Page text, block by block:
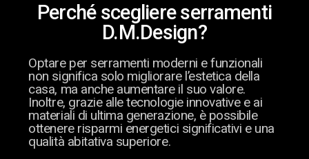
Perché scegliere serramenti
D.M.Design?
Optare per serramenti moderni e funzionali
non significa solo migliorare l’estetica della
casa, ma anche aumentare il suo valore.
Inoltre, grazie alle tecnologie innovative e ai
materiali di ultima generazione, è possibile
ottenere risparmi energetici significativi e una
qualità abitativa superiore.